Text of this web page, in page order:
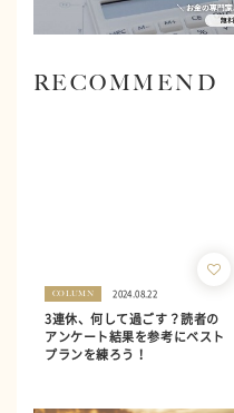
RECOMMEND
COLUMN 2024.08.22
3連休、何して過ごす？読者の
アンケート結果を参考にベスト
プランを練ろう！